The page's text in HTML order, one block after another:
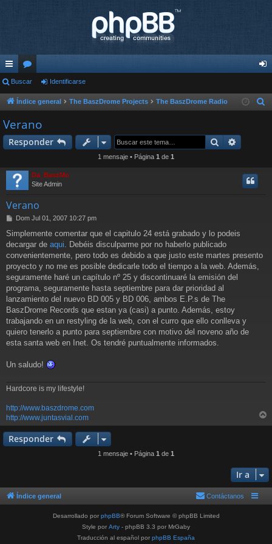
nl
ac
es
rá
do
s
or
os nti
Buscar Identificarse
Índice general The BaszDrome Projects The BaszDrome Radio
Verano
Responder Buscar
1 mensaje • Página 1 de 1
Da_BaszMo
Site Admin
Verano
M
n
s
a
Dom Jul 01, 2007 10:27 pm
Simplemente comentar que el capitulo 24 está grabado y lo podeis
decargar de aqui . Debéis disculparme por no haberlo publicado
convenientemente, pero todo es debido a que justo este martes presento
proyecto y no me es posible dedicarle todo el tiempo a la web. Además,
seguramente haré un capítulo nº 25 y discontinuaré la emisión del
programa, seguramente hasta septiembre para dar prioridad al
lanzamiento del nuevo BD 005 y BD 006, ambos E.P.s de The
BaszDrome Records que estan ya (casi) a punto. Además, estoy
trabajando en un restyling de la web, con el curro que ello conlleva y
quiero tenerlo a punto para septiembre con motivo del noveno año de
esta santa web en Inet. Os tendré puntualmente informados.
Un saludo!
Hardcore is my lifestyle!
http://www.baszdrome.com
http://www.juntasvial.com
r
Responder
1 mensaje • Página 1 de 1
Ir a
Índice general Contáctanos
Desarrollado por phpBB® Forum Software © phpBB Limited
Style por Arty - phpBB 3.3 por MrGaby
Traducción al español por phpBB España